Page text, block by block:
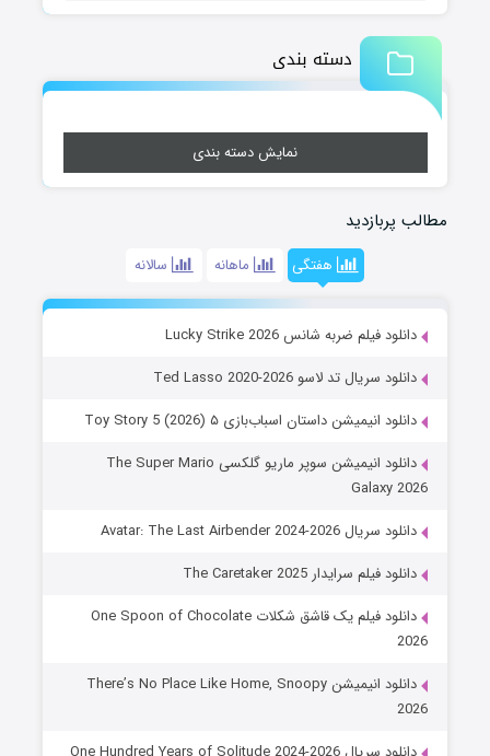
دسته بندی
نمایش دسته بندی
مطالب پربازدید
هفتگی ماهانه سالانه
دانلود فیلم ضربه شانس Lucky Strike 2026
دانلود سریال تد لاسو Ted Lasso 2020-2026
دانلود انیمیشن داستان اسباب‌بازی ۵ Toy Story 5 (2026)
دانلود انیمیشن سوپر ماریو گلکسی The Super Mario
Galaxy 2026
دانلود سریال Avatar: The Last Airbender 2024-2026
دانلود فیلم سرایدار The Caretaker 2025
دانلود فیلم یک قاشق شکلات One Spoon of Chocolate
2026
دانلود انیمیشن There’s No Place Like Home, Snoopy
2026